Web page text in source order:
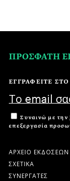
ΠΡΟΣΦΑΤΗ
ΕΓΓΡΑΦΕΙΤΕ ΣΤΟ
Συναινώ με την
επεξεργασία
ΑΡΧΕΙΟ ΕΚΔΟΣΕΩΝ
ΣΧΕΤΙΚΑ
ΣΥΝΕΡΓΑΤΕΣ